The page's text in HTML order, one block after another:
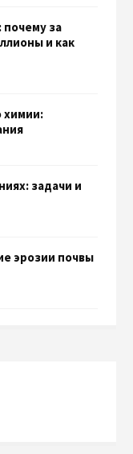
почему за
и как
химии:
задачи и
эрозии почвы